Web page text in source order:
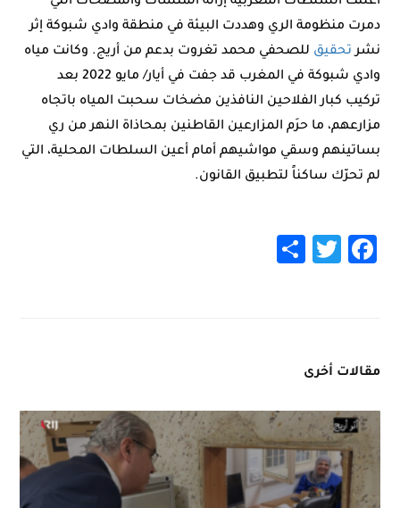
دمرت منظومة الري وهددت البيئة في منطقة وادي شبوكة إثر
نشرتحقيق للصحفي محمد تغروت بدعم من أريج. وكانت مياه
وادي شبوكة في المغرب قد جفت في أيار/ مايو 2022 بعد
تركيب كبار الفلاحين النافذين مضخات سحبت المياه باتجاه
مزارعهم، ما حرَم المزارعين القاطنين بمحاذاة النهر من ري
بساتينهم وسقي مواشيهم أمام أعين السلطات المحلية، التي
لم تحرّك ساكناً لتطبيق القانون.
Facebook
Twitter
مقالات أخرى